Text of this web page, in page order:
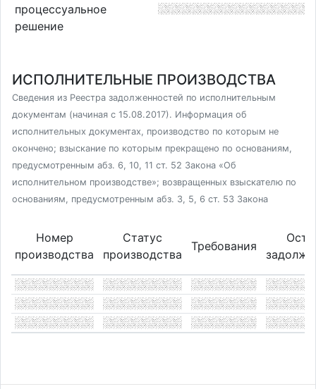
процессуальное
решение
ИСПОЛНИТЕЛЬНЫЕ ПРОИЗВОДСТВА
Сведения из Реестра задолженностей по исполнительным
документам (начиная с 15.08.2017). Информация об
исполнительных документах, производство по которым не
окончено; взыскание по которым прекращено по основаниям,
предусмотренным абз. 6, 10, 11 ст. 52 Закона «Об
исполнительном производстве»; возвращенных взыскателю по
основаниям, предусмотренным абз. 3, 5, 6 ст. 53 Закона
Номер
производства
Статус
производства
Требования